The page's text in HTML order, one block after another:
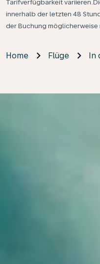
Tarifverfügbarkeit
innerhalb der letzten 48
der Buchung möglicherweise
Home Flüge In